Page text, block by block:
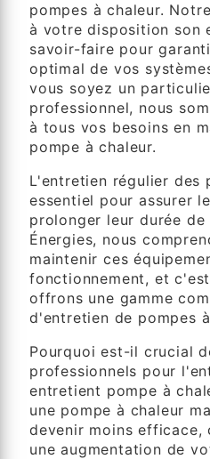
pompes à chaleur.
à votre disposition son
savoir-faire pour
optimal de vos
vous soyez un
professionnel, nous
à tous vos besoins en
pompe à chaleur.
L'entretien régulier des
essentiel pour assurer
prolonger leur durée de
Énergies, nous
maintenir ces
fonctionnement, et
offrons une gamme
d'entretien de pompes
Pourquoi est-il crucial
professionnels pour
entretient pompe à
une pompe à chaleur
devenir moins efficace,
une augmentation de